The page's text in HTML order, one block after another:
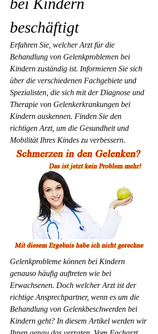
beschäftigt
Erfahren Sie, welcher Arzt für die
Behandlung von Gelenkproblemen bei
Kindern zuständig ist. Informieren Sie sich
über die verschiedenen Fachgebiete und
Spezialisten, die sich mit der Diagnose und
Therapie von Gelenkerkrankungen bei
Kindern auskennen. Finden Sie den
richtigen Arzt, um die Gesundheit und
Mobilität Ihres Kindes zu verbessern.
Gelenkprobleme können bei Kindern
genauso häufig auftreten wie bei
Erwachsenen. Doch welcher Arzt ist der
richtige Ansprechpartner, wenn es um die
Behandlung von Gelenkbeschwerden bei
Kindern geht? In diesem Artikel werden wir